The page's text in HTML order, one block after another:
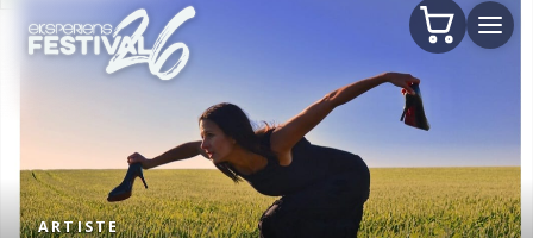
ARTISTE